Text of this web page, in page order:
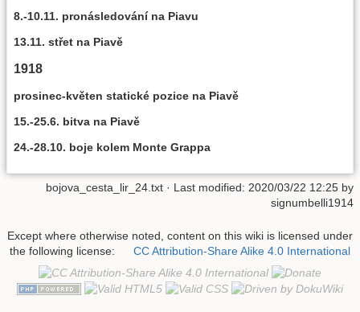
8.-10.11. pronásledování na Piavu
13.11. střet na Piavě
1918
prosinec-květen statické pozice na Piavě
15.-25.6. bitva na Piavě
24.-28.10. boje kolem Monte Grappa
bojova_cesta_lir_24.txt · Last modified: 2020/03/22 12:25 by
signumbelli1914
Except where otherwise noted, content on this wiki is licensed under
the following license:
CC Attribution-Share Alike 4.0 International